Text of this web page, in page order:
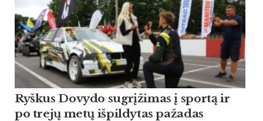
Ryškus Dovydo sugrįžimas į sportą ir
po trejų metų išpildytas pažadas